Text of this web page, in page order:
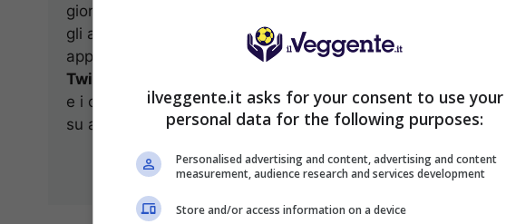
giorno;
gli articoli di
approfondimento;
Twitter
e i commenti in diretta
su alcuni eventi live.
26 Luglio 2017
ilveggente.it asks for your consent to use your
personal data for the following purposes:
Personalised advertising and content, advertising and content
measurement, audience research and services development
Store and/or access information on a device